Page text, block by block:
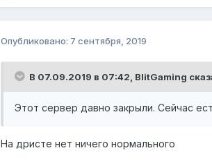
Опубликовано: 7 сентября, 2019
В 07.09.2019 в 07:42, BlitGaming
Этот сервер давно закрыли. Сейчас
На дристе нет ничего нормального